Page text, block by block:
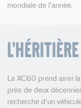
mondiale de l’année.
La XC60 prend ainsi
près de deux
recherche d’un